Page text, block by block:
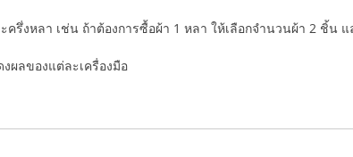
รึ่งหลา เช่น ถ้าต้องการซื้อผ้า 1 หลา ให้เลือกจำนวนผ้า 2 ชิ้น
ผลของแต่ละเครื่องมือ